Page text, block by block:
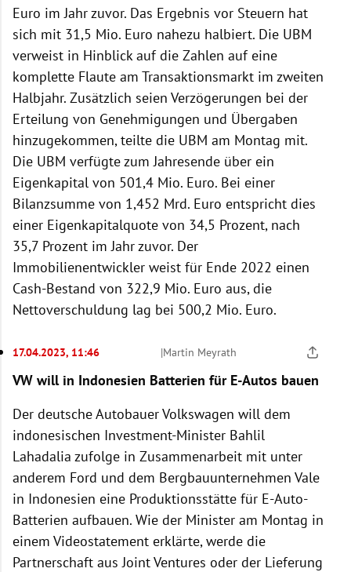
Euro im Jahr zuvor. Das Ergebnis vor Steuern hat
sich mit 31,5 Mio. Euro nahezu halbiert. Die UBM
verweist in Hinblick auf die Zahlen auf eine
komplette Flaute am Transaktionsmarkt im zweiten
Halbjahr. Zusätzlich seien Verzögerungen bei der
Erteilung von Genehmigungen und Übergaben
hinzugekommen, teilte die UBM am Montag mit.
Die UBM verfügte zum Jahresende über ein
Eigenkapital von 501,4 Mio. Euro. Bei einer
Bilanzsumme von 1,452 Mrd. Euro entspricht dies
einer Eigenkapitalquote von 34,5 Prozent, nach
35,7 Prozent im Jahr zuvor. Der
Immobilienentwickler weist für Ende 2022 einen
Cash-Bestand von 322,9 Mio. Euro aus, die
Nettoverschuldung lag bei 500,2 Mio. Euro.
17.04.2023, 11:46 |Martin Meyrath
VW will in Indonesien Batterien für E-Autos bauen
Der deutsche Autobauer Volkswagen will dem
indonesischen Investment-Minister Bahlil
Lahadalia zufolge in Zusammenarbeit mit unter
anderem Ford und dem Bergbauunternehmen Vale
in Indonesien eine Produktionsstätte für E-Auto-
Batterien aufbauen. Wie der Minister am Montag in
einem Videostatement erklärte, werde die
Partnerschaft aus Joint Ventures oder der Lieferung